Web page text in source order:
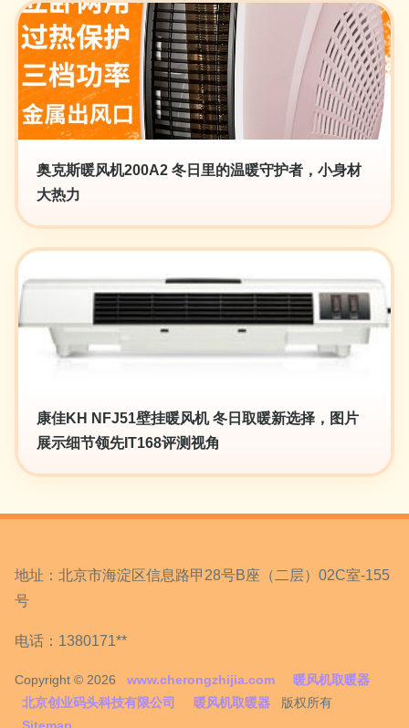
奥克斯暖风机200A2 冬日里的温暖守护者，小身材
大热力
康佳KH NFJ51壁挂暖风机 冬日取暖新选择，图片
展示细节领先IT168评测视角
地址：北京市海淀区信息路甲28号B座（二层）02C室-155
号
电话：1380171**
Copyright © 2026 www.cherongzhijia.com
暖风机取暖器
北京创业码头科技有限公司
暖风机取暖器
版权所有